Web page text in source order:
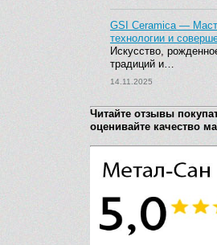
GSI Ceramica —
технологии и
Искусство,
традиций и…
14.11.2025
Читайте отзывы
оценивайте качество